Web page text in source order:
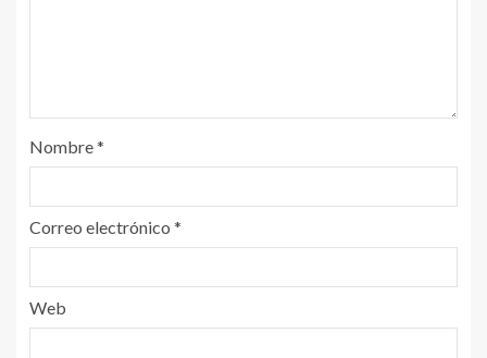
Nombre*
Correo electrónico *
Web